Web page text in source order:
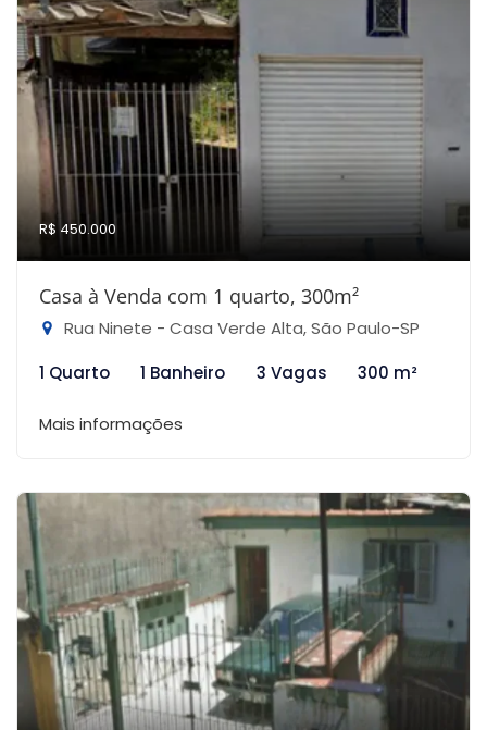
R$ 450.000
Casa à Venda com 1 quarto, 300m²
Rua Ninete - Casa Verde Alta, São Paulo-SP
1 Quarto
1 Banheiro 3 Vagas 300 m²
Mais informações